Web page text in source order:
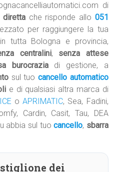
di
direttache risponde allo 051
per raggiungere la tua
tutta Bologna e provincia,
centralini, senza attese
burocraziadi gestione, a
sul tuo cancello automatico
e di qualsiasi altra marca di
oAPRIMATIC, Sea, Fadini,
Cardin, Casit, Tau, DEA
abbia sul tuocancello, sbarra
dei